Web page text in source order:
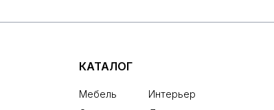
КАТАЛОГ
Мебель
Интерьер